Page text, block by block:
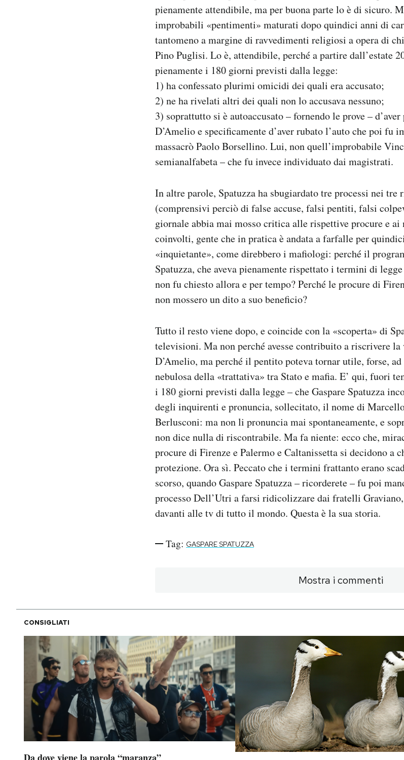
pienamente attendibile, ma per buona parte lo è di sicuro.
improbabili «pentimenti» maturati dopo quindici anni di
tantomeno a margine di ravvedimenti religiosi a opera di
Pino Puglisi. Lo è, attendibile, perché a partire dall’estate
pienamente i 180 giorni previsti dalla legge:
1) ha confessato plurimi omicidi dei quali era accusato;
2) ne ha rivelati altri dei quali non lo accusava nessuno;
3) soprattutto si è autoaccusato – fornendo le prove –
D’Amelio e specificamente d’aver rubato l’auto che poi fu
massacrò Paolo Borsellino. Lui, non quell’improbabile
semianalfabeta – che fu invece individuato dai magistrati.
In altre parole, Spatuzza ha sbugiardato tre processi nei
(comprensivi perciò di false accuse, falsi pentiti, falsi
giornale abbia mai mosso critica alle rispettive procure e
coinvolti, gente che in pratica è andata a farfalle per
«inquietante», come direbbero i mafiologi: perché il
Spatuzza, che aveva pienamente rispettato i termini di
non fu chiesto allora e per tempo? Perché le procure di
non mossero un dito a suo beneficio?
Tutto il resto viene dopo, e coincide con la «scoperta» di
televisioni. Ma non perché avesse contribuito a riscrivere
D’Amelio, ma perché il pentito poteva tornar utile, forse,
nebulosa della «trattativa» tra Stato e mafia. E’ qui, fuori
i 180 giorni previsti dalla legge – che Gaspare Spatuzza
degli inquirenti e pronuncia, sollecitato, il nome di
Berlusconi: ma non li pronuncia mai spontaneamente, e
non dice nulla di riscontrabile. Ma fa niente: ecco che,
procure di Firenze e Palermo e Caltanissetta si decidono a
protezione. Ora sì. Peccato che i termini frattanto erano
scorso, quando Gaspare Spatuzza – ricorderete – fu poi
processo Dell’Utri a farsi ridicolizzare dai fratelli Graviano,
davanti alle tv di tutto il mondo. Questa è la sua storia.
Tag: GASPARE SPATUZZA
Mostra i commenti
CONSIGLIATI